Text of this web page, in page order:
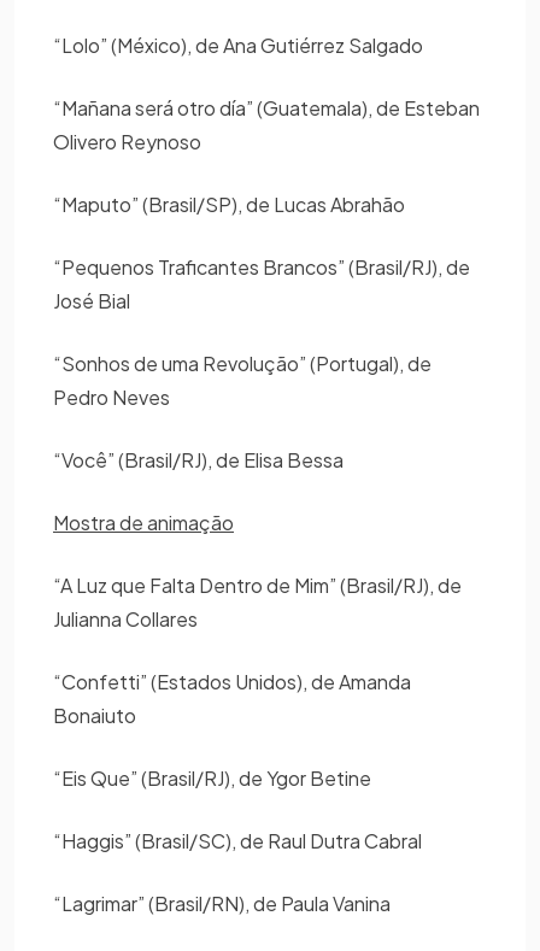
“Lolo” (México), de Ana Gutiérrez Salgado
“Mañana será otro día” (Guatemala), de Esteban
Olivero Reynoso
“Maputo” (Brasil/SP), de Lucas Abrahão
“Pequenos Traficantes Brancos” (Brasil/RJ), de
José Bial
“Sonhos de uma Revolução” (Portugal), de
Pedro Neves
“Você” (Brasil/RJ), de Elisa Bessa
Mostra de animação
“A Luz que Falta Dentro de Mim” (Brasil/RJ), de
Julianna Collares
“Confetti” (Estados Unidos), de Amanda
Bonaiuto
“Eis Que” (Brasil/RJ), de Ygor Betine
“Haggis” (Brasil/SC), de Raul Dutra Cabral
“Lagrimar” (Brasil/RN), de Paula Vanina